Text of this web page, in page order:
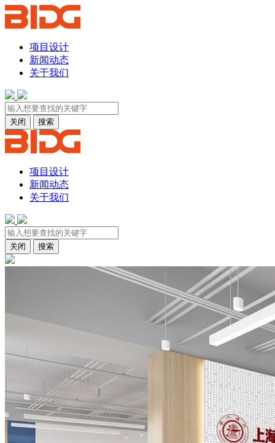
项目设计
新闻动态
关于我们
关闭 搜索
项目设计
新闻动态
关于我们
关闭 搜索